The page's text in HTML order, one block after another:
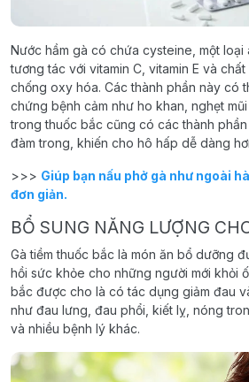
Nước hầm gà có chứa cysteine, một loại
tương tác với vitamin C, vitamin E và
chống oxy hóa. Các thành phần này có
chứng bệnh cảm như ho khan, nghẹt mũi
trong thuốc bắc cũng có các thành
đàm trong, khiến cho hô hấp dễ dàng
>>> Giúp bạn nấu phở gà như ngoài
đơn giản.
BỔ SUNG NĂNG LƯỢNG
Gà tiềm thuốc bắc là món ăn bổ dưỡng
hồi sức khỏe cho những người mới khỏi
bắc được cho là có tác dụng giảm đau
như đau lưng, đau phổi, kiết lỵ, nóng
và nhiều bệnh lý khác.